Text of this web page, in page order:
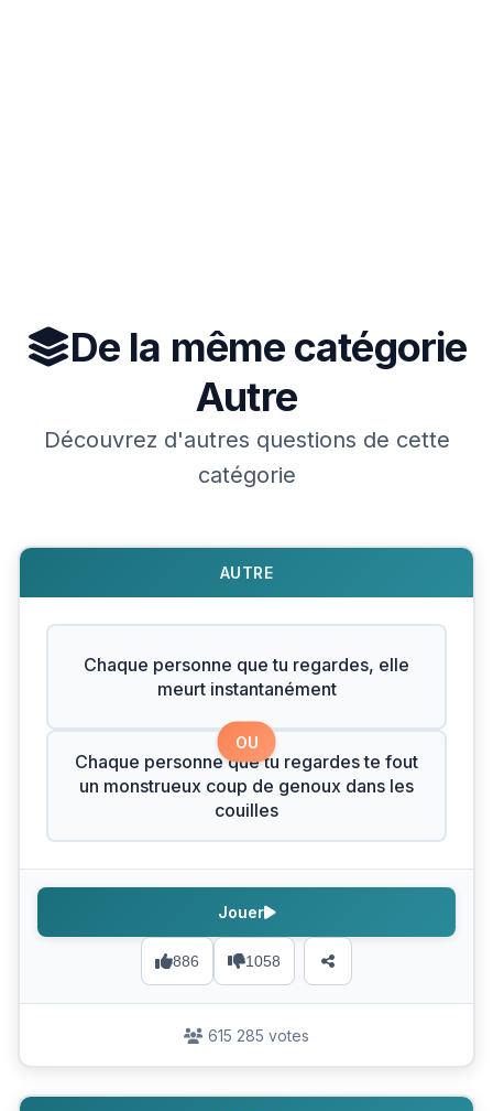
De la même catégorie
Autre
Découvrez d'autres questions de cette
catégorie
AUTRE
Chaque personne que tu regardes, elle
meurt instantanément
OU
Chaque personne que tu regardes te fout
un monstrueux coup de genoux dans les
couilles
886 1058
Jouer
615 285 votes